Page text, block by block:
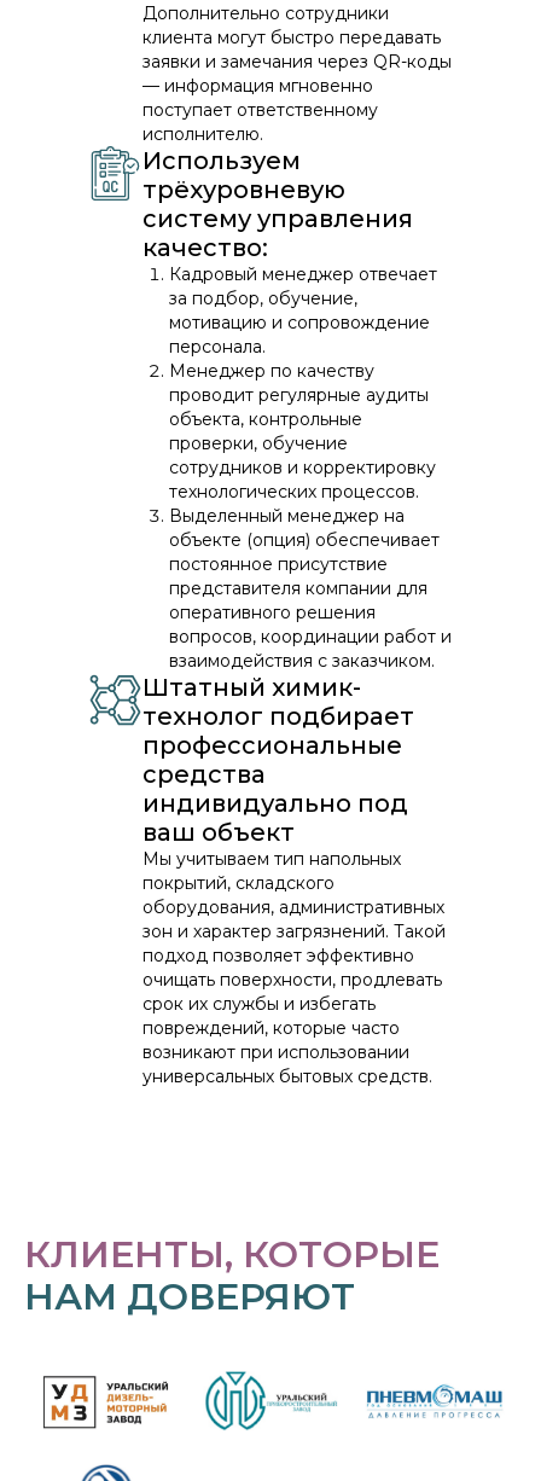
Дополнительно сотрудники
клиента могут быстро передавать
заявки и замечания через QR-коды
— информация мгновенно
поступает ответственному
исполнителю.
Используем
трёхуровневую
систему управления
качество:
Кадровый менеджер отвечает
за подбор, обучение,
мотивацию и сопровождение
персонала.
Менеджер по качеству
проводит регулярные аудиты
объекта, контрольные
проверки, обучение
сотрудников и корректировку
технологических процессов.
Выделенный менеджер на
объекте (опция) обеспечивает
постоянное присутствие
представителя компании для
оперативного решения
вопросов, координации работ и
взаимодействия с заказчиком.
Штатный химик-
технолог подбирает
профессиональные
средства
индивидуально под
ваш объект
Мы учитываем тип напольных
покрытий, складского
оборудования, административных
зон и характер загрязнений. Такой
подход позволяет эффективно
очищать поверхности, продлевать
срок их службы и избегать
повреждений, которые часто
возникают при использовании
универсальных бытовых средств.
КЛИЕНТЫ, КОТОРЫЕ
НАМ ДОВЕРЯЮТ